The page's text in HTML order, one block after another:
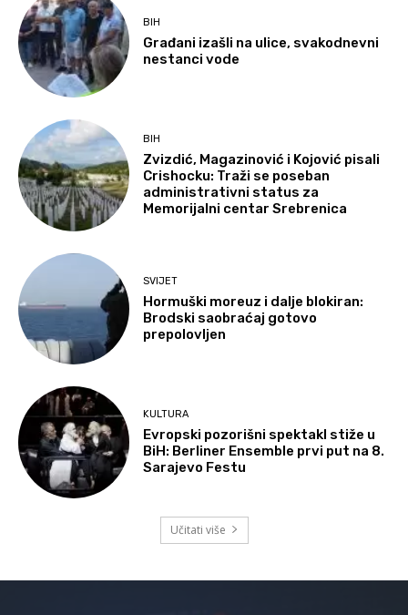
BIH
Građani izašli na ulice, svakodnevni
nestanci vode
BIH
Zvizdić, Magazinović i Kojović pisali
Crishocku: Traži se poseban
administrativni status za
Memorijalni centar Srebrenica
SVIJET
Hormuški moreuz i dalje blokiran:
Brodski saobraćaj gotovo
prepolovljen
KULTURA
Evropski pozorišni spektakl stiže u
BiH: Berliner Ensemble prvi put na 8.
Sarajevo Festu
Učitati više